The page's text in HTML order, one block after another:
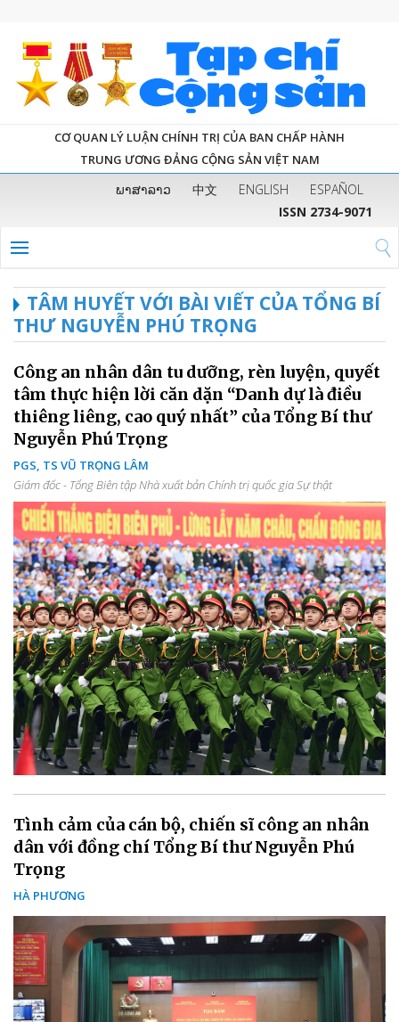
CƠ QUAN LÝ LUẬN CHÍNH TRỊ CỦA BAN CHẤP HÀNH
TRUNG ƯƠNG ĐẢNG CỘNG SẢN VIỆT NAM
ພາສາລາວ 中文 ENGLISH
ESPAÑOL
ISSN 2734-9071
TÂM HUYẾT VỚI BÀI VIẾT CỦA TỔNG BÍ
THƯ NGUYỄN PHÚ TRỌNG
Công an nhân dân tu dưỡng, rèn luyện, quyết
tâm thực hiện lời căn dặn “Danh dự là điều
thiêng liêng, cao quý nhất” của Tổng Bí thư
Nguyễn Phú Trọng
PGS, TS VŨ TRỌNG LÂM
Giám đốc - Tổng Biên tập Nhà xuất bản Chính trị quốc gia Sự thật
Tình cảm của cán bộ, chiến sĩ công an nhân
dân với đồng chí Tổng Bí thư Nguyễn Phú
Trọng
HÀ PHƯƠNG